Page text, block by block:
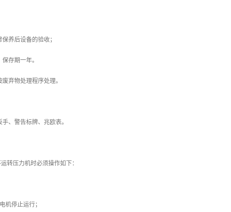
养后设备的验收；
存期一年。
弃物处理程序处理。
、警告标牌、兆欧表。
转压力机时必须操作如下：
机停止运行；